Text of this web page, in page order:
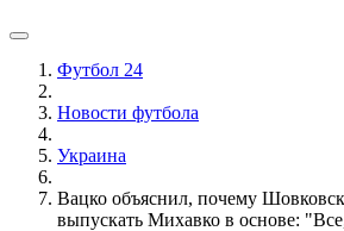
Футбол 24
Новости футбола
Украина
Вацко объяснил, почему
выпускать Михавко в основе: